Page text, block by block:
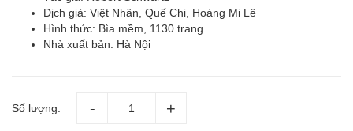
Dịch giả: Việt Nhân, Quế Chi, Hoàng Mi Lê
Hình thức: Bìa mềm, 1130 trang
Nhà xuất bản: Hà Nội
Số lượng: